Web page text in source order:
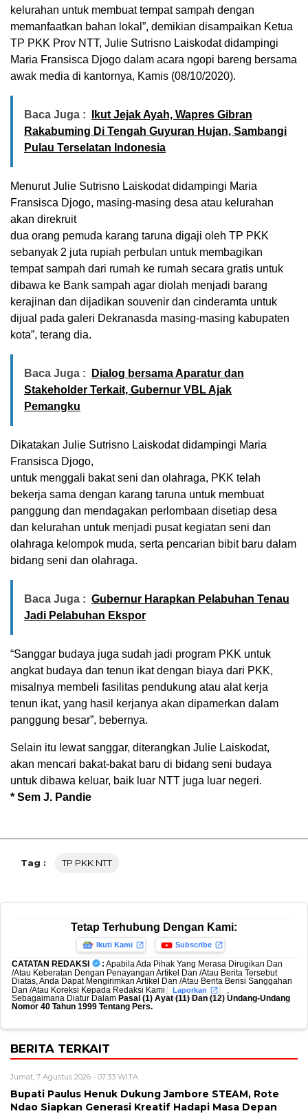
kelurahan untuk membuat tempat sampah dengan
memanfaatkan bahan lokal”, demikian disampaikan Ketua
TP PKK Prov NTT, Julie Sutrisno Laiskodat didampingi
Maria Fransisca Djogo dalam acara ngopi bareng bersama
awak media di kantornya, Kamis (08/10/2020).
Baca Juga :
Ikut Jejak Ayah, Wapres Gibran
Rakabuming Di Tengah Guyuran Hujan, Sambangi
Pulau Terselatan Indonesia
Menurut Julie Sutrisno Laiskodat didampingi Maria
Fransisca Djogo, masing-masing desa atau kelurahan
akan direkruit
dua orang pemuda karang taruna digaji oleh TP PKK
sebanyak 2 juta rupiah perbulan untuk membagikan
tempat sampah dari rumah ke rumah secara gratis untuk
dibawa ke Bank sampah agar diolah menjadi barang
kerajinan dan dijadikan souvenir dan cinderamta untuk
dijual pada galeri Dekranasda masing-masing kabupaten
kota”, terang dia.
Baca Juga :
Dialog bersama Aparatur dan
Stakeholder Terkait, Gubernur VBL Ajak
Pemangku
Dikatakan Julie Sutrisno Laiskodat didampingi Maria
Fransisca Djogo,
untuk menggali bakat seni dan olahraga, PKK telah
bekerja sama dengan karang taruna untuk membuat
panggung dan mendagakan perlombaan disetiap desa
dan kelurahan untuk menjadi pusat kegiatan seni dan
olahraga kelompok muda, serta pencarian bibit baru dalam
bidang seni dan olahraga.
Baca Juga : Gubernur Harapkan Pelabuhan Tenau
Jadi Pelabuhan Ekspor
“Sanggar budaya juga sudah jadi program PKK untuk
angkat budaya dan tenun ikat dengan biaya dari PKK,
misalnya membeli fasilitas pendukung atau alat kerja
tenun ikat, yang hasil kerjanya akan dipamerkan dalam
panggung besar”, bebernya.
Selain itu lewat sanggar, diterangkan Julie Laiskodat,
akan mencari bakat-bakat baru di bidang seni budaya
untuk dibawa keluar, baik luar NTT juga luar negeri.
* Sem J. Pandie
Tag : TP PKK NTT
Tetap Terhubung Dengan Kami:
Ikuti Kami Subscribe
CATATAN REDAKSI : Apabila Ada Pihak Yang Merasa Dirugikan Dan
/Atau Keberatan Dengan Penayangan Artikel Dan /Atau Berita Tersebut
Diatas, Anda Dapat Mengirimkan Artikel Dan /Atau Berita Berisi Sanggahan
Dan /Atau Koreksi Kepada Redaksi Kami
Laporkan
Sebagaimana Diatur Dalam Pasal (1) Ayat (11) Dan (12) Undang-Undang
Nomor 40 Tahun 1999 Tentang Pers.
BERITA TERKAIT
Jumat, 7 Agustus 2026 - 07:33 WITA
Bupati Paulus Henuk Dukung Jambore STEAM, Rote
Ndao Siapkan Generasi Kreatif Hadapi Masa Depan